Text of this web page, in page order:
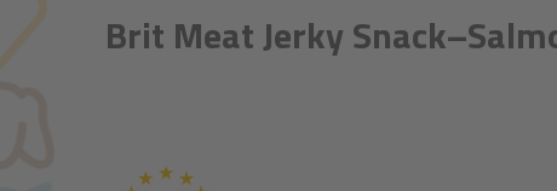
Brit Meat Jerky